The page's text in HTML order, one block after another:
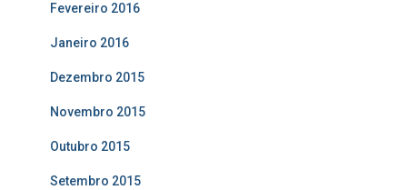
Fevereiro 2016
Janeiro 2016
Dezembro 2015
Novembro 2015
Outubro 2015
Setembro 2015